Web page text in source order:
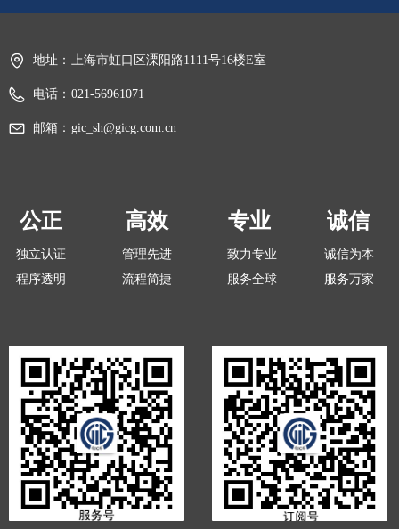
地址： 上海市虹口区溧阳路1111号16楼E室
电话： 021-56961071
邮箱： gic_sh@gicg.com.cn
公正
独立认证
程序透明
高效
管理先进
流程简捷
专业
致力专业
服务全球
诚信为本
服务万家
诚信